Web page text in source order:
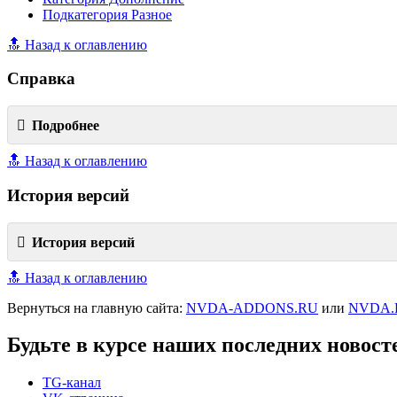
Подкатегория Разное
🔝 Назад к оглавлению
Справка
Подробнее
🔝 Назад к оглавлению
История версий
История версий
🔝 Назад к оглавлению
Вернуться на главную сайта: NVDA-ADDONS.RU или
Будьте в курсе наших последних
TG-канал